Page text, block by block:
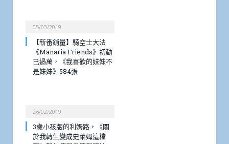
05/03/2019
【新番銷量】騎空士大法
《Manaria Friends》初動
已過萬，《我喜歡的妹妹不
是妹妹》584張
26/02/2019
3歲小孩版的利姆路，《關
於我轉生變成史萊姆這檔